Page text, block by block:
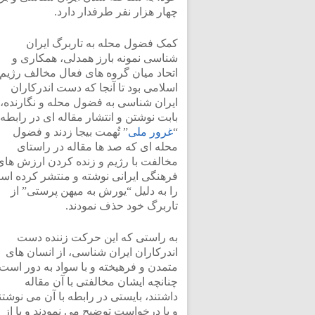
چهار هزار نفر طرفدار دارد.
کمک فضول محله به تاربرگ ایران
شناسی نمونه بارز همدلی، همکاری و
اتحاد میان گروه های فعال مخالف رژیم
اسلامی بود تا آنجا که دست اندرکاران
ایران شناسی به فضول محله و نگارنده،
بابت نوشتن و انتشار مقاله ای در رابطه
“غرور ملی” تُهمت بیجا زدند و فضول
محله ای که صد ها مقاله در راستای
مخالفت با رژیم و زنده کردن ارزش
فرهنگی ایرانی نوشته و منتشر کرده
را به دلیل “یورش به میهن پرستی” از
تاربرگ خود حذف نمودند.
به راستی که این حرکت زننده دست
اندرکاران ایران شناسی، از انسان های
متمدن و فرهیخته و با سواد به دور
چنانچه ایشان مخالفتی با آن مقاله
داشتند، بایستی در رابطه با آن می
و یا درخواست توضیح می نمودند و یا از